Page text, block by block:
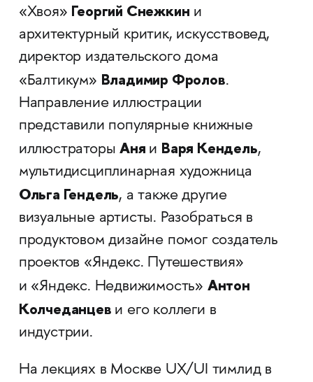
«Хвоя» Георгий Снежкин и
архитектурный критик, искусствовед,
директор издательского дома
«Балтикум» Владимир Фролов.
Направление иллюстрации
представили популярные книжные
иллюстраторыАня и Варя Кендель,
мультидисциплинарная художница
Ольга Гендель, а также другие
визуальные артисты. Разобраться в
продуктовом дизайне помог создатель
проектов «Яндекс. Путешествия»
и «Яндекс. Недвижимость» Антон
Колчеданцев и его коллеги в
индустрии.
На лекциях в Москве UX/UI тимлид в